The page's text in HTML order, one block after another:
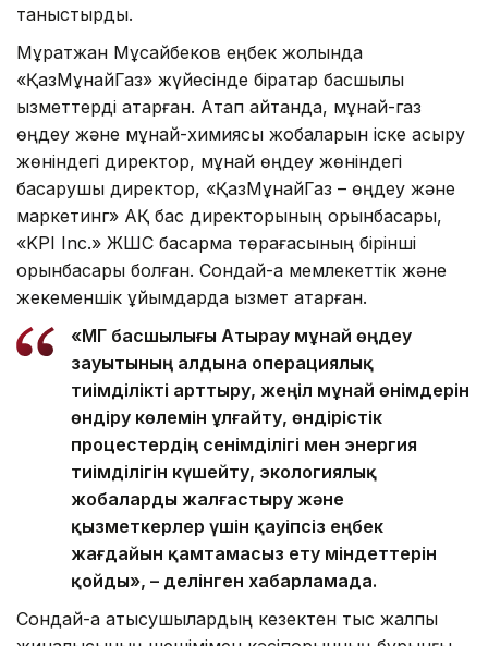
таныстырды.
Мұратжан Мұсайбеков еңбек жолында
«ҚазМұнайГаз» жүйесінде бірқатар басшылық
қызметтерді атқарған. Атап айтқанда, мұнай-газ
өңдеу және мұнай-химиясы жобаларын іске асыру
жөніндегі директор, мұнай өңдеу жөніндегі
басқарушы директор, «ҚазМұнайГаз – өңдеу және
маркетинг» АҚ бас директорының орынбасары,
«KPI Inc.» ЖШС басқарма төрағасының бірінші
орынбасары болған. Сондай-ақ мемлекеттік және
жекеменшік ұйымдарда қызмет атқарған.
«ҚМГ басшылығы Атырау мұнай өңдеу
зауытының алдына операциялық
тиімділікті арттыру, жеңіл мұнай өнімдерін
өндіру көлемін ұлғайту, өндірістік
процестердің сенімділігі мен энергия
тиімділігін күшейту, экологиялық
жобаларды жалғастыру және
қызметкерлер үшін қауіпсіз еңбек
жағдайын қамтамасыз ету міндеттерін
қойды», – делінген хабарламада.
Сондай-ақ қатысушылардың кезектен тыс жалпы